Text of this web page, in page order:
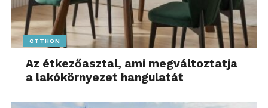
OTTHON
Az étkezőasztal, ami megváltoztatja
a lakókörnyezet hangulatát